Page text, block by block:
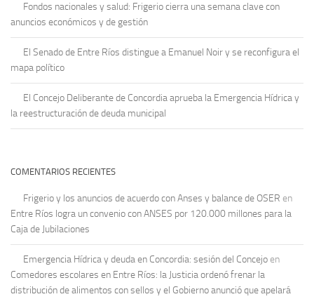
Fondos nacionales y salud: Frigerio cierra una semana clave con
anuncios económicos y de gestión
El Senado de Entre Ríos distingue a Emanuel Noir y se reconfigura el
mapa político
El Concejo Deliberante de Concordia aprueba la Emergencia Hídrica y
la reestructuración de deuda municipal
COMENTARIOS RECIENTES
Frigerio y los anuncios de acuerdo con Anses y balance de OSER en
Entre Ríos logra un convenio con ANSES por 120.000 millones para la
Caja de Jubilaciones
Emergencia Hídrica y deuda en Concordia: sesión del Concejo en
Comedores escolares en Entre Ríos: la Justicia ordenó frenar la
distribución de alimentos con sellos y el Gobierno anunció que apelará